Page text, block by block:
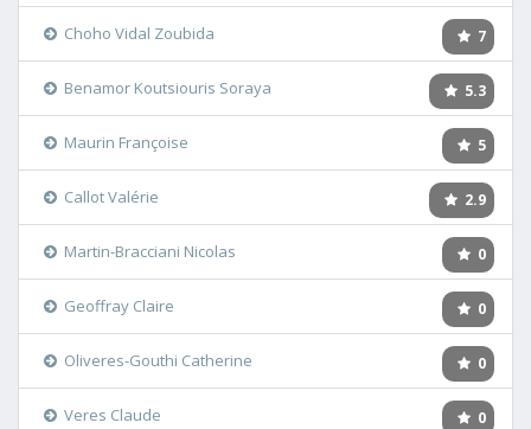
7
Choho Vidal Zoubida
5.3
Benamor Koutsiouris Soraya
5
Maurin Françoise
2.9
Callot Valérie
0
Martin-Bracciani Nicolas
0
Geoffray Claire
0
Oliveres-Gouthi Catherine
0
Veres Claude